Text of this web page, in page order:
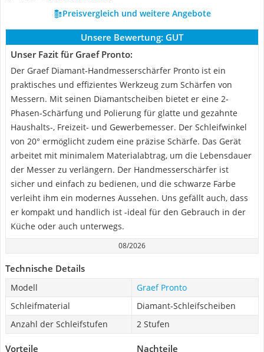
Preisvergleich und weitere Angebote
Unsere Bewertung: GUT
Unser Fazit für Graef Pronto:
Der Graef Diamant-Handmesserschärfer Pronto ist ein
praktisches und effizientes Werkzeug zum Schärfen von
Messern. Mit seinen Diamantscheiben bietet er eine 2-
Phasen-Schärfung und Polierung für glatte und gezahnte
Haushalts-, Freizeit- und Gewerbemesser. Der Schleifwinkel
von 20° ermöglicht zudem eine präzise Schärfe. Das Gerät
arbeitet mit minimalem Materialabtrag, um die Lebensdauer
der Messer zu verlängern. Der Handmesserschärfer ist
sicher und einfach zu bedienen, und die schwarze Farbe
verleiht ihm ein modernes Aussehen. Uns gefällt auch, dass
er kompakt und handlich ist -ideal für den Gebrauch in der
Küche oder auch unterwegs.
08/2026
Technische Details
Modell
Graef Pronto
Schleifmaterial
Diamant-Schleifscheiben
Anzahl der Schleifstufen
2 Stufen
Vorteile Nachteile